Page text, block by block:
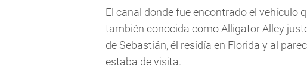
El canal donde fue encontrado el vehículo
también conocida como Alligator Alley
de Sebastián, él residía en Florida y al
estaba de visita.